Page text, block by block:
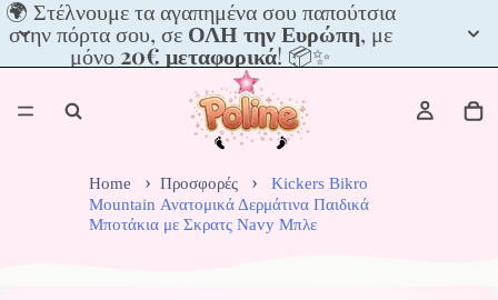
🌍 Στέλνουμε τα αγαπημένα σου παπούτσια
στην πόρτα σου, σε ΟΛΗ την Ευρώπη, με
μόνο 20€ μεταφορικά! 📦✨
🌍
Στέλνουμε
τα
αγαπημένα
σου
παπούτσια
στην
σου,
σε
ΟΛΗ
Home Προσφορές
Kickers Bikro
Mountain Ανατομικά Δερμάτινα Παιδικά
Μποτάκια με Σκρατς Navy Μπλε